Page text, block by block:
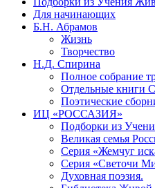
Для начинающих
Б.Н. Абрамов
Жизнь
Творчество
Н.Д. Спирина
Полное собрание
Отдельные книги
Поэтические
ИЦ «РОССАЗИЯ»
Подборки из
Великая семья
Серия «Жемчуг
Серия «Светочи
Духовная поэзия.